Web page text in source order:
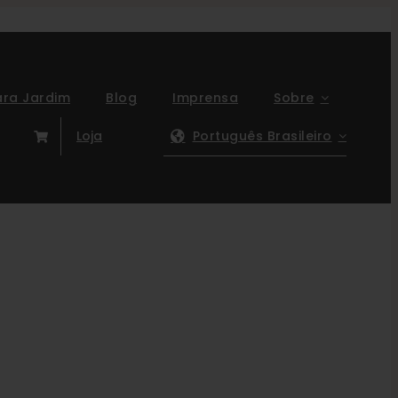
Jardim Blog Imprensa Sobre
Loja Português Brasileiro